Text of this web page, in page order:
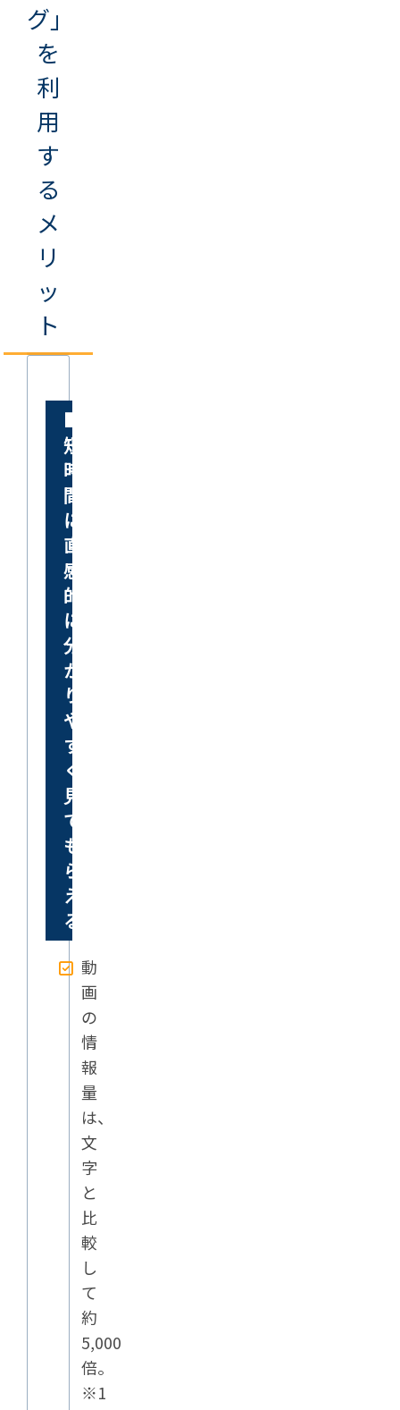
グ」
を
利
用
す
る
メ
リ
ッ
ト
■
短
時
間
に、
直
感
的
に、
分
か
り
や
す
く
見
て
も
ら
え
る
動
画
の
情
報
量
は、
文
字
と
比
較
し
て
約
5,000
倍。
※1